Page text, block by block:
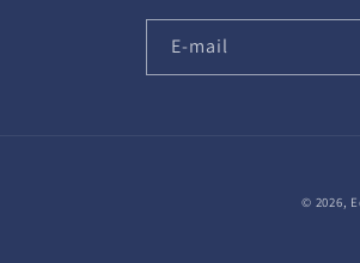
E-mail
© 2026,